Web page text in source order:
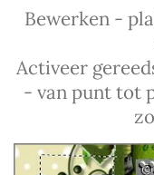
Bewerken -
Activeer
- van punt tot